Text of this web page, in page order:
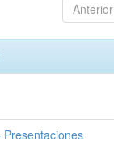
Anterior
Presentaciones